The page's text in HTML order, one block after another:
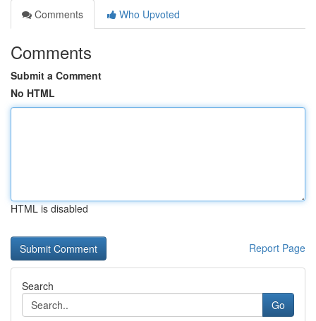
Comments
Who Upvoted
Comments
Submit a Comment
No HTML
HTML is disabled
Report Page
Search
Go